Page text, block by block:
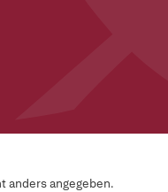
anders angegeben.